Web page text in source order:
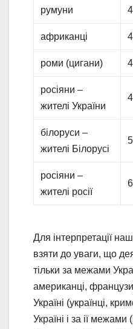
румуни
африканці
роми (цигани)
росіяни –
жителі України
білоруси –
жителі Білорусі
росіяни –
жителі росії
Для інтерпретації
взяти до уваги, що
тільки за межами
американці,
Україні (українці,
Україні і за ії